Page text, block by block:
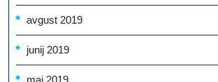
avgust 2019
junij 2019
maj 2019